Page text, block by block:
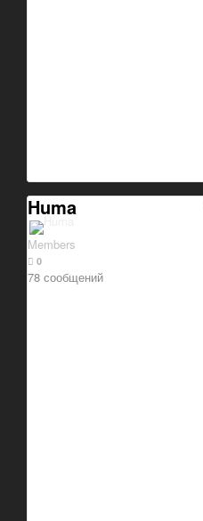
Huma
Members
0
78 сообщений